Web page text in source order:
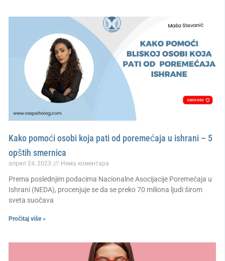
Kako pomoći osobi koja pati od poremećaja u ishrani – 5
opštih smernica
април 24, 2023 Нема коментара
Prema poslednjim podacima Nacionalne Asocijacije Poremećaja u
Ishrani (NEDA), procenjuje se da se preko 70 miliona ljudi širom
sveta suočava
Pročitaj više »